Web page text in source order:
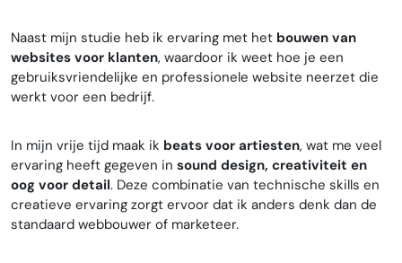
Naast mijn studie heb ik ervaring met het bouwen van
websites voor klanten, waardoor ik weet hoe je een
gebruiksvriendelijke en professionele website neerzet die
werkt voor een bedrijf.
In mijn vrije tijd maak ik beats voor artiesten, wat me veel
ervaring heeft gegeven in sound design, creativiteit en
oog voor detail. Deze combinatie van technische skills en
creatieve ervaring zorgt ervoor dat ik anders denk dan de
standaard webbouwer of marketeer.